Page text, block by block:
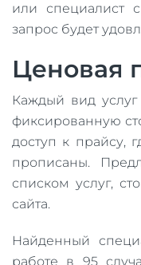
или специалист
запрос будет
Ценовая
Каждый вид
фиксированную
доступ к прайсу,
прописаны.
списком услуг,
сайта.
Найденный
работе в 95